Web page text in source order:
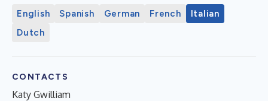
English Spanish German French
Italian
Dutch
CONTACTS
Katy Gwilliam